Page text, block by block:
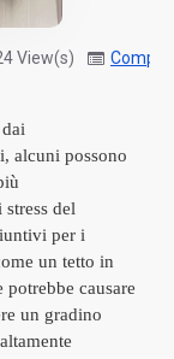
View(s)
alcuni possono
del
per i
un tetto in
causare
un gradino